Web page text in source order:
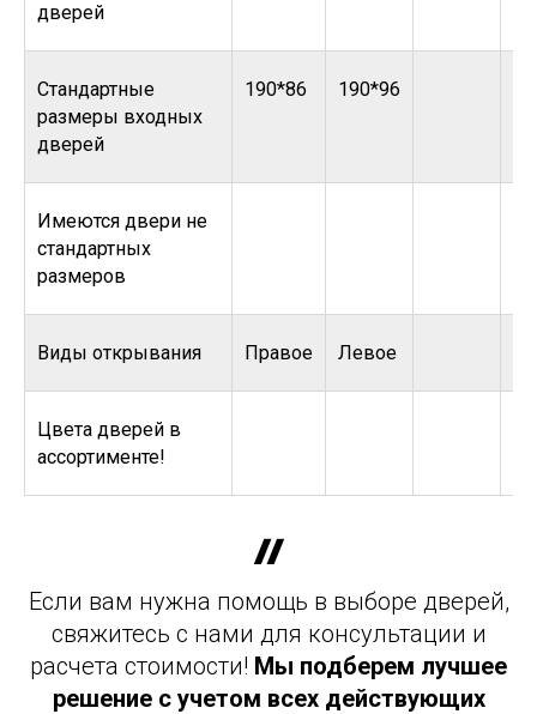
дверей
Стандартные
размеры входных
дверей
190*86 190*96
Имеются двери не
стандартных
размеров
Виды открывания Правое Левое
Цвета дверей в
ассортименте!
Если вам нужна помощь в выборе дверей,
свяжитесь с нами для консультации и
расчета стоимости! Мы подберем лучшее
решение с учетом всех действующих